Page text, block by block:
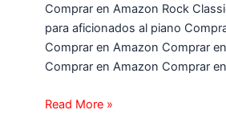
Comprar en Amazon Rock
para aficionados al piano
Comprar en Amazon Comprar
Comprar en Amazon Comprar
Read More »